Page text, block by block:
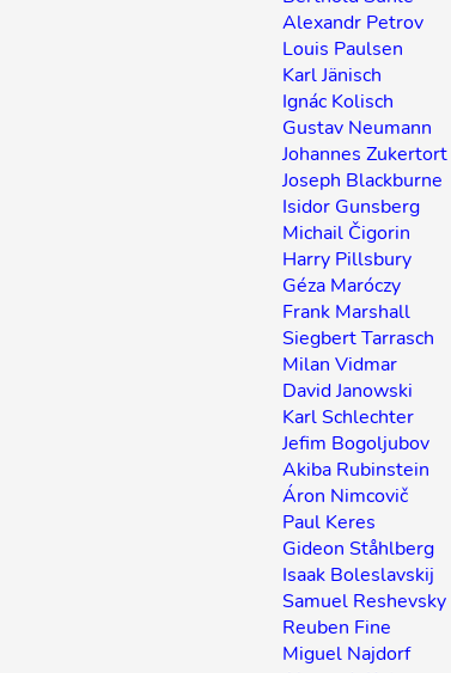
Alexandr Petrov
Louis Paulsen
Karl Jänisch
Ignác Kolisch
Gustav Neumann
Johannes Zukertort
Joseph Blackburne
Isidor Gunsberg
Michail Čigorin
Harry Pillsbury
Géza Maróczy
Frank Marshall
Siegbert Tarrasch
Milan Vidmar
David Janowski
Karl Schlechter
Jefim Bogoljubov
Akiba Rubinstein
Áron Nimcovič
Paul Keres
Gideon Ståhlberg
Isaak Boleslavskij
Samuel Reshevsky
Reuben Fine
Miguel Najdorf